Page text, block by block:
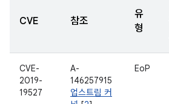
CVE 참조
유
형
CVE-
2019-
19527
A-
146257915
업스트림 커
EoP